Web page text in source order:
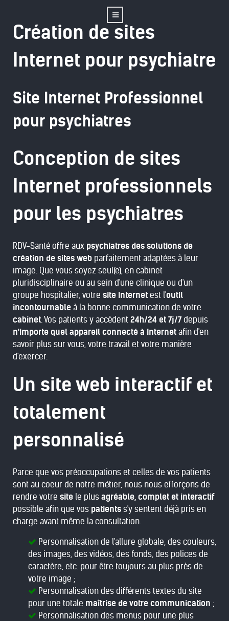
Création de sites
Internet pour psychiatre
Site Internet Professionnel
pour psychiatres
Conception de sites
Internet professionnels
pour les psychiatres
RDV-Santé offre aux psychiatres des solutions de
création de sites web parfaitement adaptées à leur
image. Que vous soyez seul(e), en cabinet
pluridisciplinaire ou au sein d'une clinique ou d'un
groupe hospitalier, votre site Internet est l'outil
incontournable à la bonne communication de votre
cabinet. Vos patients y accèdent 24h/24 et 7j/7depuis
n'importe quel appareil connecté à Internet afin d'en
savoir plus sur vous, votre travail et votre manière
d'exercer.
Un site web interactif et
totalement
personnalisé
Parce que vos préoccupations et celles de vos patients
sont au coeur de notre métier, nous nous efforçons de
rendre votre site le plus agréable, complet et interactif
possible afin que vos patients s'y sentent déjà pris en
charge avant même la consultation.
Personnalisation de l'allure globale, des couleurs,
des images, des vidéos, des fonds, des polices de
caractère, etc. pour être toujours au plus près de
votre image ;
Personnalisation des différents textes du site
pour une totale maîtrise de votre communication ;
Personnalisation des menus pour une plus